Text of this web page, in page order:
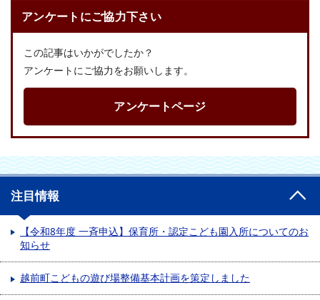
アンケートにご協力下さい
この記事はいかがでしたか？
アンケートにご協力をお願いします。
アンケートページ
注目情報
【令和8年度 一斉申込】保育所・認定こども園入所についてのお
知らせ
越前町こどもの遊び場整備基本計画を策定しました